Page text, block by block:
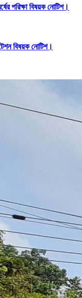
পরিক্ষা বিষয়ক নোটিশ।
বিষয়ক নোটিশ।